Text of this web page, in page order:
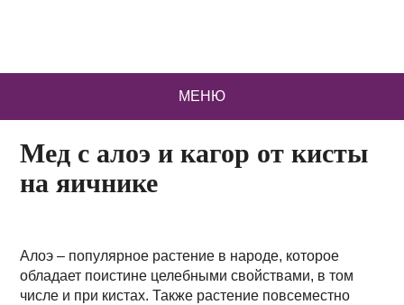
МЕНЮ
Мед с алоэ и кагор от кисты
на яичнике
Алоэ – популярное растение в народе, которое
обладает поистине целебными свойствами, в том
числе и при кистах. Также растение повсеместно